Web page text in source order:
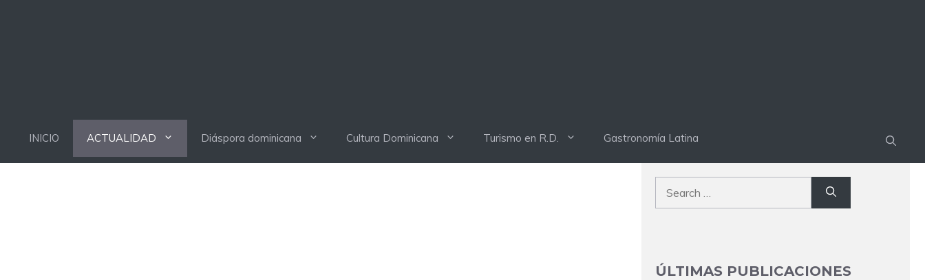
INICIO ACTUALIDAD Diáspora dominicana Cultura Dominicana Turismo en R.D. Gastronomía Latina
Search
for:
ÚLTIMAS PUBLICACIONES